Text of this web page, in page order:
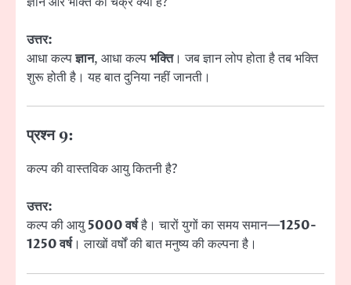
उत्तर:
आधा कल्पज्ञान, आधा कल्पभक्ति। जब ज्ञान लोप होता है तब भक्ति
शुरू होती है। यह बात दुनिया नहीं जानती।
प्रश्न 9:
कल्प की वास्तविक आयु कितनी है?
उत्तर:
कल्प की आयु5000 वर्षहै। चारों युगों का समय समान—1250-
1250 वर्ष। लाखों वर्षों की बात मनुष्य की कल्पना है।